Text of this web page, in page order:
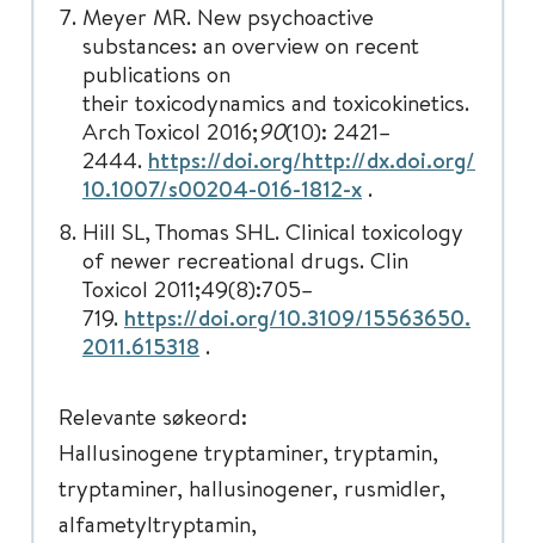
Meyer MR. New psychoactive
substances: an overview on recent
publications on
their toxicodynamics and toxicokinetics.
Arch Toxicol 2016;90(10): 2421–
2444. https://doi.org/http://dx.doi.org/
10.1007/s00204-016-1812-x .
Hill SL, Thomas SHL. Clinical toxicology
of newer recreational drugs. Clin
Toxicol 2011;49(8):705–
719. https://doi.org/10.3109/15563650.
2011.615318 .
Relevante søkeord:
Hallusinogene tryptaminer, tryptamin,
tryptaminer, hallusinogener, rusmidler,
alfametyltryptamin,